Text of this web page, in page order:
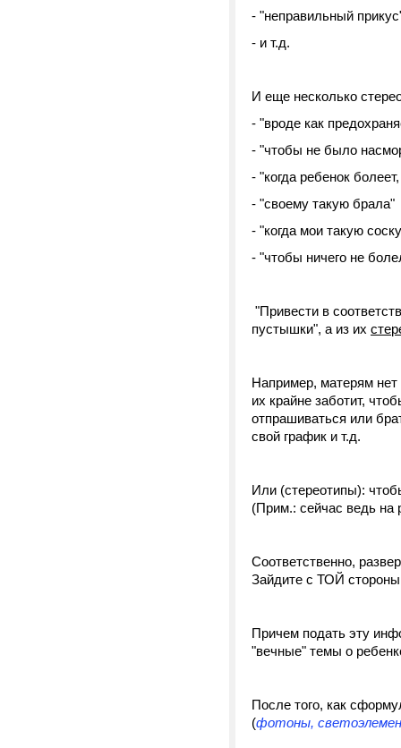
- "неправильный
- и т.д.
И еще несколько
- "вроде как
- "чтобы не было
- "когда ребенок
- "своему такую брала"
- "когда мои такую
- "чтобы ничего не
"Привести в
пустышки", а из их
Например, матерям
их крайне заботит,
отпрашиваться или
свой график и т.д.
Или (стереотипы):
(Прим.: сейчас ведь на
Соответственно,
Зайдите с ТОЙ
Причем подать эту
"вечные" темы о
После того, как
(фотоны,